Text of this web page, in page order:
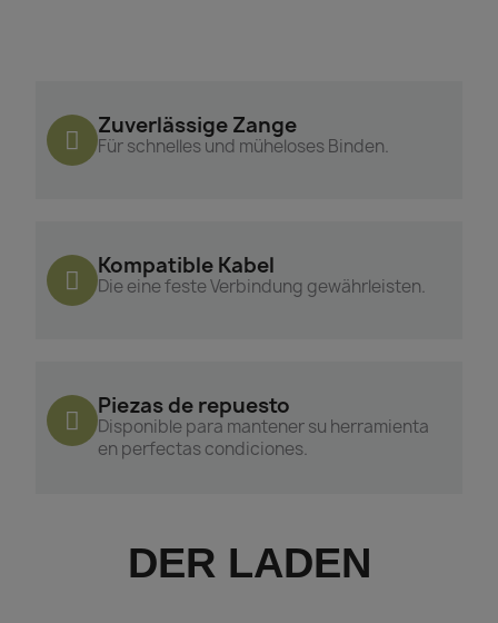
Zuverlässige Zange
Für schnelles und müheloses Binden.
Kompatible Kabel
Die eine feste Verbindung gewährleisten.
Piezas de repuesto
Disponible para mantener su herramienta
en perfectas condiciones.
DER LADEN